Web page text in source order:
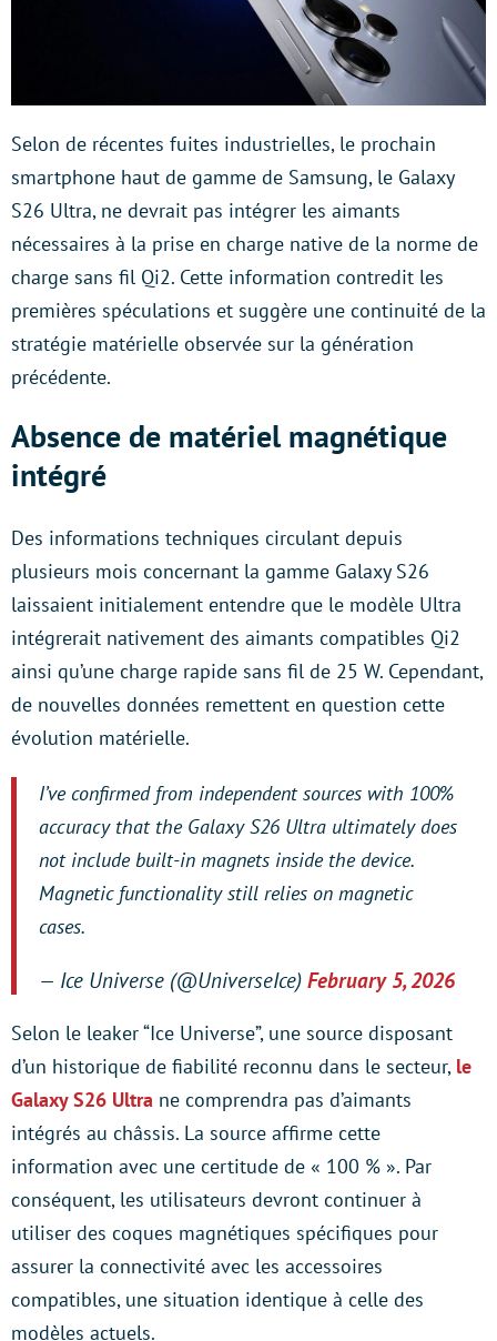
Selon de récentes fuites industrielles, le prochain
smartphone haut de gamme de Samsung, le Galaxy
S26 Ultra, ne devrait pas intégrer les aimants
nécessaires à la prise en charge native de la norme de
charge sans fil Qi2. Cette information contredit les
premières spéculations et suggère une continuité de la
stratégie matérielle observée sur la génération
précédente.
Absence de matériel magnétique
intégré
Des informations techniques circulant depuis
plusieurs mois concernant la gamme Galaxy S26
laissaient initialement entendre que le modèle Ultra
intégrerait nativement des aimants compatibles Qi2
ainsi qu’une charge rapide sans fil de 25 W. Cependant,
de nouvelles données remettent en question cette
évolution matérielle.
I’ve confirmed from independent sources with 100%
accuracy that the Galaxy S26 Ultra ultimately does
not include built-in magnets inside the device.
Magnetic functionality still relies on magnetic
cases.
— Ice Universe (@UniverseIce) February 5, 2026
Selon le leaker “Ice Universe”, une source disposant
d’un historique de fiabilité reconnu dans le secteur, le
Galaxy S26 Ultra ne comprendra pas d’aimants
intégrés au châssis. La source affirme cette
information avec une certitude de « 100 % ». Par
conséquent, les utilisateurs devront continuer à
utiliser des coques magnétiques spécifiques pour
assurer la connectivité avec les accessoires
compatibles, une situation identique à celle des
modèles actuels.